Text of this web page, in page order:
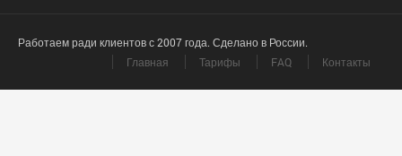
Работаем ради клиентов с 2007 года. Сделано в России.
Главная
Тарифы FAQ Контакты